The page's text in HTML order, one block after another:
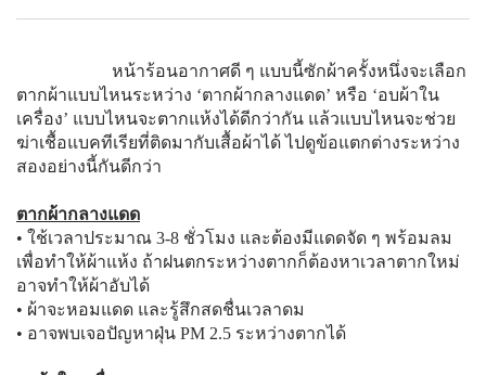
หน้าร้อนอากาศดี ๆ แบบนี้ซักผ้าครั้งหนึ่งจะเลือก
ตากผ้าแบบไหนระหว่าง ‘ตากผ้ากลางแดด’ หรือ ‘อบผ้าใน
เครื่อง’ แบบไหนจะตากแห้งได้ดีกว่ากัน แล้วแบบไหนจะช่วย
ฆ่าเชื้อแบคทีเรียที่ติดมากับเสื้อผ้าได้ ไปดูข้อแตกต่างระหว่าง
สองอย่างนี้กันดีกว่า
ตากผ้ากลางแดด
• ใช้เวลาประมาณ 3-8 ชั่วโมง และต้องมีแดดจัด ๆ พร้อมลม
เพื่อทำให้ผ้าแห้ง ถ้าฝนตกระหว่างตากก็ต้องหาเวลาตากใหม่
อาจทำให้ผ้าอับได้
• ผ้าจะหอมแดด และรู้สึกสดชื่นเวลาดม
• อาจพบเจอปัญหาฝุ่น PM 2.5 ระหว่างตากได้